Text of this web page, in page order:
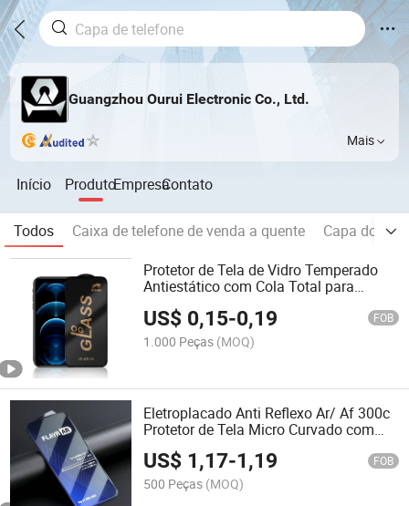
Guangzhou Ourui Electronic Co., Ltd.
Mais
Início ProdutoEmpresaContato
Todos Caixa de telefone de venda a quente
Capa do
Protetor de Tela de Vidro Temperado
Antiestático com Cola Total para
US$ 0,15-0,19 FOB
1.000 Peças (MOQ)
Eletroplacado Anti Reflexo Ar/ Af 300c
Protetor de Tela Micro Curvado com
Borda Fina para iPhone 17 PRO Max
US$ 1,17-1,19 FOB
500 Peças (MOQ)